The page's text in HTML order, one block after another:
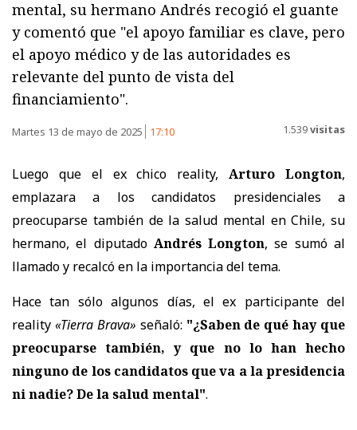
mental, su hermano Andrés recogió el guante
y comentó que "el apoyo familiar es clave, pero
el apoyo médico y de las autoridades es
relevante del punto de vista del
financiamiento".
Martes 13 de mayo de 2025 17:10 1.539visitas
Luego que el ex chico reality,Arturo Longton,
emplazara a los candidatos presidenciales a
preocuparse también de la salud mental en Chile, su
hermano, el diputado Andrés Longton, se sumó al
llamado y recalcó en la importancia del tema.
Hace tan sólo algunos días, el ex participante del
reality «Tierra Brava» señaló: "¿Saben de qué hay que
preocuparse también, y que no lo han hecho
ninguno de los candidatos que va a la presidencia
ni nadie? De la salud mental".